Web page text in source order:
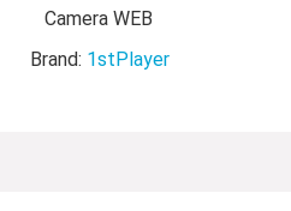
Camera WEB
Brand: 1stPlayer